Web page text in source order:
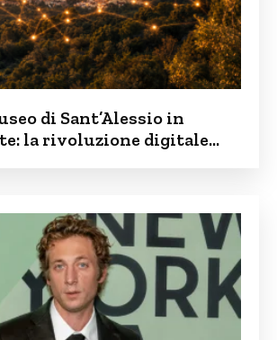
di Sant’Alessio in
la rivoluzione digitale